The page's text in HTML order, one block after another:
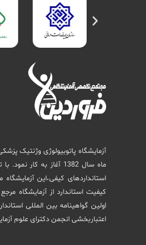
آزمایشگاه پاتوبیولوژی وژنتیک
ماه سال 1382 آغاز به کار
استانداردهای کیفی،این
کیفیت استاندارد از آزمایشگاه
اعتباربخشی انجمن دکترای علوم